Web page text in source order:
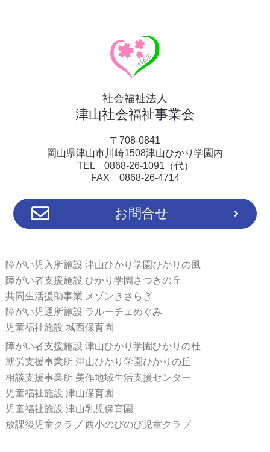
社会福祉法人
津山社会福祉事業会
〒708-0841
岡山県津山市川崎1508津山ひかり学園内
TEL 0868-26-1091（代）
FAX 0868-26-4714
お問合せ
障がい児入所施設 津山ひかり学園ひかりの風
障がい者支援施設 ひかり学園さつきの丘
共同生活援助事業 メゾンきさらぎ
障がい児通所施設 ラルーチェめぐみ
児童福祉施設 城西保育園
障がい者支援施設 津山ひかり学園ひかりの杜
就労支援事業所 津山ひかり学園ひかりの丘
相談支援事業所 美作地域生活支援センター
児童福祉施設 津山保育園
児童福祉施設 津山乳児保育園
放課後児童クラブ 西小のびのび児童クラブ